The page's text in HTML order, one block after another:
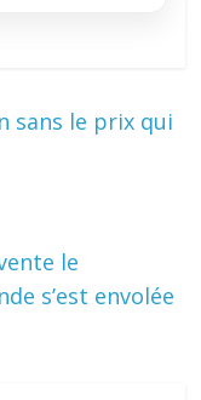
sans le prix qui
le
s’est envolée